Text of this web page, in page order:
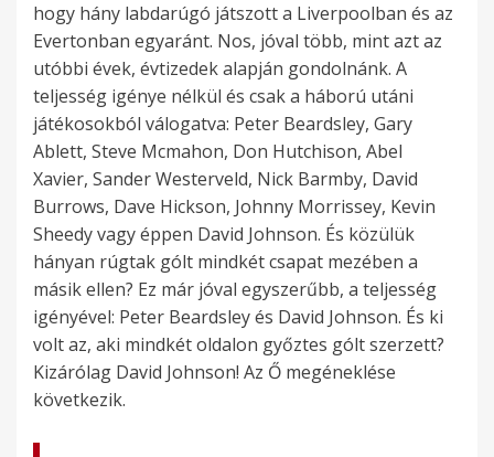
hogy hány labdarúgó játszott a Liverpoolban és az
Evertonban egyaránt. Nos, jóval több, mint azt az
utóbbi évek, évtizedek alapján gondolnánk. A
teljesség igénye nélkül és csak a háború utáni
játékosokból válogatva: Peter Beardsley, Gary
Ablett, Steve Mcmahon, Don Hutchison, Abel
Xavier, Sander Westerveld, Nick Barmby, David
Burrows, Dave Hickson, Johnny Morrissey, Kevin
Sheedy vagy éppen David Johnson. És közülük
hányan rúgtak gólt mindkét csapat mezében a
másik ellen? Ez már jóval egyszerűbb, a teljesség
igényével: Peter Beardsley és David Johnson. És ki
volt az, aki mindkét oldalon győztes gólt szerzett?
Kizárólag David Johnson! Az Ő megéneklése
következik.